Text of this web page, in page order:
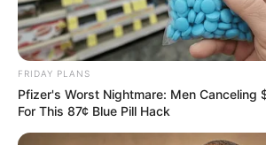
FRIDAY PLANS
Pfizer's Worst Nightmare: Men Canceling
For This 87¢ Blue Pill Hack